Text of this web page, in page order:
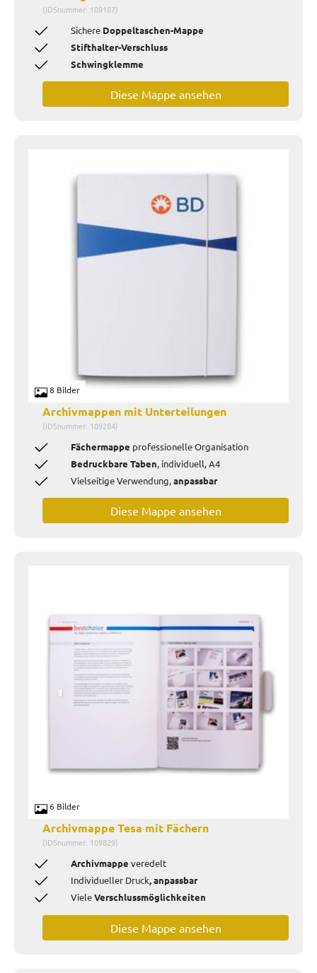
(IDSnummer: 109187)
Sichere Doppeltaschen-Mappe
Stifthalter-Verschluss
Schwingklemme
Diese Mappe ansehen
8 Bilder
Archivmappen mit Unterteilungen
(IDSnummer: 109284)
Fächermappe professionelle Organisation
Bedruckbare Taben, individuell, A4
Vielseitige Verwendung,anpassbar
Diese Mappe ansehen
6 Bilder
Archivmappe Tesa mit Fächern
(IDSnummer: 109829)
Archivmappe veredelt
Individueller Druck, anpassbar
VieleVerschlussmöglichkeiten
Diese Mappe ansehen